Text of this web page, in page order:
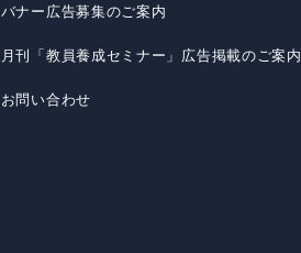
バナー広告募集のご案内
月刊「教員養成セミナー」広告掲載のご案内
お問い合わせ